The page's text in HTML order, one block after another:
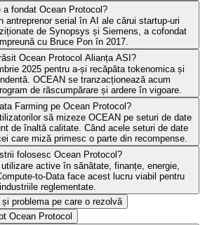
a fondat Ocean Protocol?
antreprenor serial în AI ale cărui startup-uri
de Synopsys și Siemens, a cofondat
cu Bruce Pon în 2017.
Ocean Protocol Alianța ASI?
2025 pentru a-și recăpăta tokenomica și
OCEAN se tranzacționează acum
de răscumpărare și ardere în vigoare.
Farming pe Ocean Protocol?
să mizeze OCEAN pe seturi de date
de înaltă calitate. Când acele seturi de date
care miză primesc o parte din recompense.
folosesc Ocean Protocol?
active în sănătate, finanțe, energie,
to-Data face acest lucru viabil pentru
industriile reglementate.
problema pe care o rezolvă
Ocean Protocol